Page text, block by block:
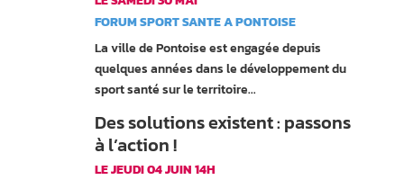
FORUM SPORT SANTE A PONTOISE
La ville de Pontoise est engagée depuis
quelques années dans le développement du
sport santé sur le territoire...
Des solutions existent : passons
à l’action !
LE JEUDI 04 JUIN 14H